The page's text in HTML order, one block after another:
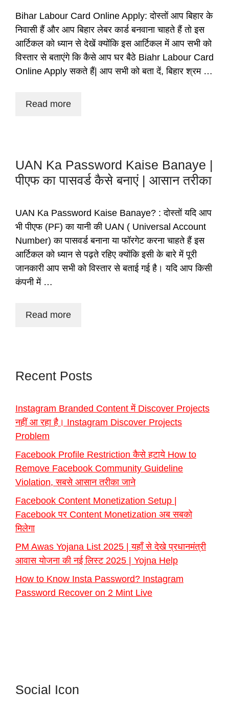
Bihar Labour Card Online Apply: दोस्तों आप बिहार के
निवासी हैं और आप बिहार लेबर कार्ड बनवाना चाहते हैं तो इस
आर्टिकल को ध्यान से देखें क्योंकि इस आर्टिकल में आप सभी को
विस्तार से बताएंगे कि कैसे आप घर बैठे Biahr Labour Card
Online Apply सकते हैं| आप सभी को बता दें, बिहार श्रम …
Read more
UAN Ka Password Kaise Banaye |
पीएफ का पासवर्ड कैसे बनाएं | आसान तरीका
UAN Ka Password Kaise Banaye? : दोस्तों यदि आप
भी पीएफ (PF) का यानी की UAN ( Universal Account
Number) का पासवर्ड बनाना या फॉरगेट करना चाहते हैं इस
आर्टिकल को ध्यान से पढ़ते रहिए क्योंकि इसी के बारे में पूरी
जानकारी आप सभी को विस्तार से बताई गई है। यदि आप किसी
कंपनी में …
Read more
Recent Posts
Instagram Branded Content में Discover Projects
नहीं आ रहा है। Instagram Discover Projects
Problem
Facebook Profile Restriction कैसे हटाये How to
Remove Facebook Community Guideline
Violation, सबसे आसान तरीका जाने
Facebook Content Monetization Setup |
Facebook पर Content Monetization अब सबको
मिलेगा
PM Awas Yojana List 2025 | यहाँ से देखे प्रधानमंत्री
आवास योजना की नई लिस्ट 2025 | Yojna Help
How to Know Insta Password? Instagram
Password Recover on 2 Mint Live
Social Icon